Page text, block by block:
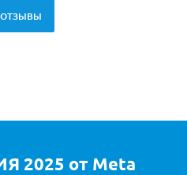
ОТЗЫВЫ
2025 от Meta